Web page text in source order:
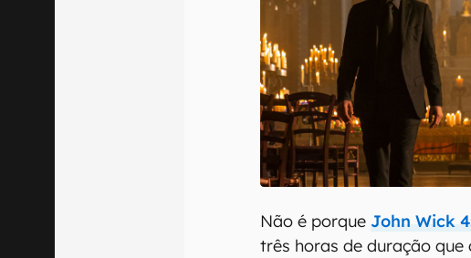
Confirmo que li, aceito e
Não é porqueJohn Wick
três horas de duração